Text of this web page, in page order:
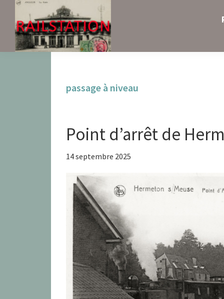
primary
navigation
main
content
primary
sidebar
passage à niveau
Point d’arrêt de
14 septembre 2025